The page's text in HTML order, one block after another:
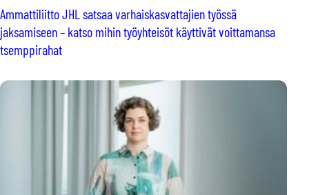
Ammattiliitto JHL satsaa varhaiskasvattajien työssä
jaksamiseen – katso mihin työyhteisöt käyttivät voittamansa
tsemppirahat